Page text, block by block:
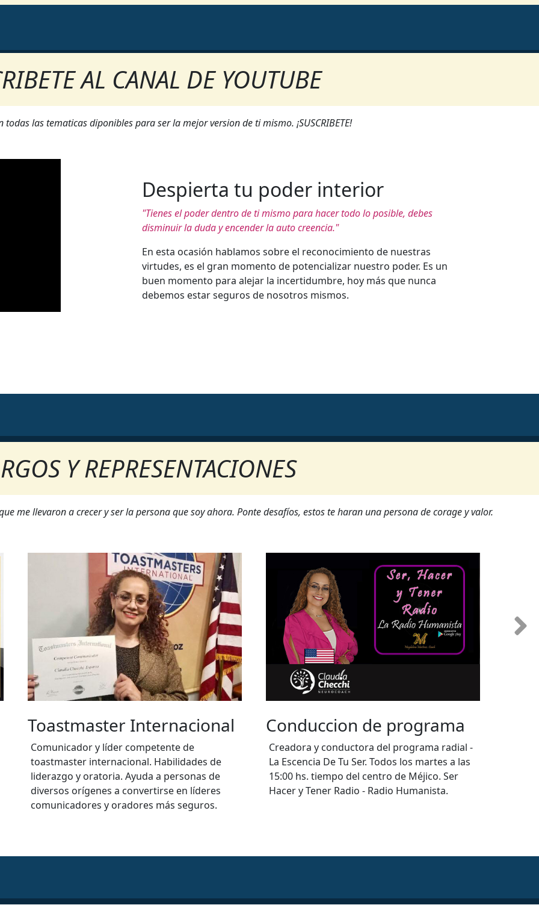
AL CANAL DE YOUTUBE
todas las tematicas diponibles para ser la mejor version de ti mismo. ¡SUSCRIBETE!
Despierta tu poder interior
"Tienes el poder dentro de ti mismo para hacer todo lo posible, debes
disminuir la duda y encender la auto creencia."
En esta ocasión hablamos sobre el reconocimiento de nuestras
virtudes, es el gran momento de potencializar nuestro poder. Es un
buen momento para alejar la incertidumbre, hoy más que nunca
debemos estar seguros de nosotros mismos.
Y REPRESENTACIONES
me llevaron a crecer y ser la persona que soy ahora. Ponte desafíos, estos te haran una persona de corage y valor.
Conduccion de programa
Creadora y conductora del programa radial -
La Escencia De Tu Ser. Todos los martes a las
15:00 hs. tiempo del centro de Méjico. Ser
Hacer y Tener Radio - Radio Humanista.
Directora De Operaciones
Internacionales OMCE
Período 2022 - 2023 para ejecutar, dirigir y
representarnos a nivel mundial de la mano
con nuestro Presidente Internacional.